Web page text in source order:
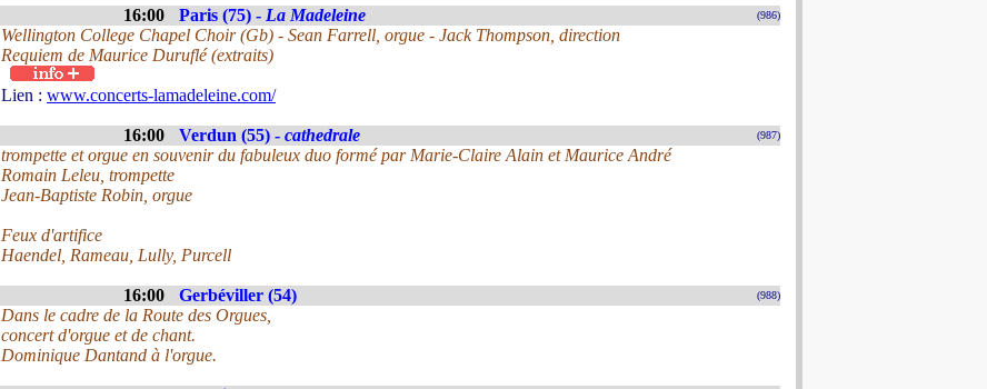
16:00 Paris (75) - La Madeleine (986)
Wellington College Chapel Choir (Gb) - Sean Farrell, orgue - Jack Thompson, direction
Requiem de Maurice Duruflé (extraits)
Lien : www.concerts-lamadeleine.com/
16:00 Verdun (55) - cathedrale (987)
trompette et orgue en souvenir du fabuleux duo formé par Marie-Claire Alain et Maurice André
Romain Leleu, trompette
Jean-Baptiste Robin, orgue
Feux d'artifice
Haendel, Rameau, Lully, Purcell
16:00 Gerbéviller (54) (988)
Dans le cadre de la Route des Orgues,
concert d'orgue et de chant.
Dominique Dantand à l'orgue.